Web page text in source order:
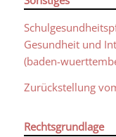
Gesundheit und
(baden-
Zurückstellung
Rechtsgrundlage